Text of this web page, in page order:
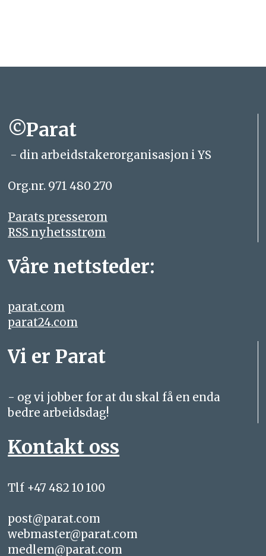
©Parat
- din arbeidstakerorganisasjon i YS
Org.nr. 971 480 270
Parats presserom
RSS nyhetsstrøm
Våre nettsteder:
parat.com
parat24.com
Vi er Parat
- og vi jobber for at du skal få en enda
bedre arbeidsdag!
Kontakt oss
Tlf +47 482 10 100
post@parat.com
webmaster@parat.com
medlem@parat.com